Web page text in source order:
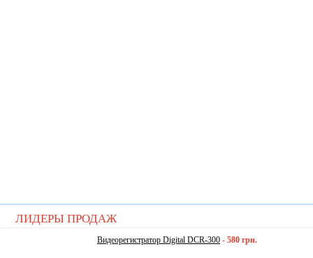
ЛИДЕРЫ ПРОДАЖ
Видеорегистратор Digital DCR-300 - 580 грн.